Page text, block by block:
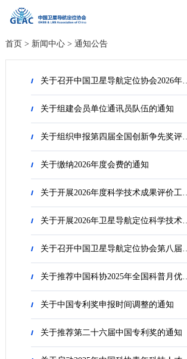
首页> 新闻中心> 通知公告
关于召开中国卫星导航定位协会2026年分支（代表）机构工作会议的通知
关于组建会员单位通讯员队伍的通知
关于组织申报第四届全国创新争先奖评选表彰的通知
关于缴纳2026年度会费的通知
关于开展2026年卫星导航定位科学技术奖申报工作的通知
关于推荐中国科协2025年全国科普月优秀作品的公示
关于中国专利奖申报时间调整的通知
关于推荐第二十六届中国专利奖的通知